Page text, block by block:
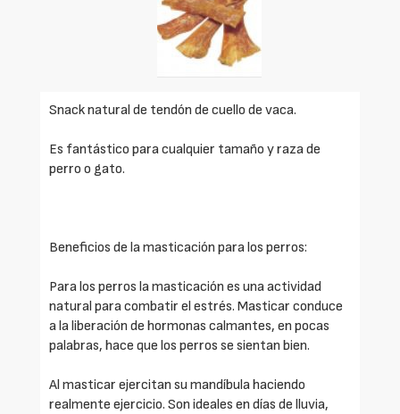
Snack natural de tendón de cuello de vaca.
Es fantástico para cualquier tamaño y raza de
perro o gato.
Beneficios de la masticación para los perros:
Para los perros la masticación es una actividad
natural para combatir el estrés. Masticar conduce
a la liberación de hormonas calmantes, en pocas
palabras, hace que los perros se sientan bien.
Al masticar ejercitan su mandíbula haciendo
realmente ejercicio. Son ideales en días de lluvia,